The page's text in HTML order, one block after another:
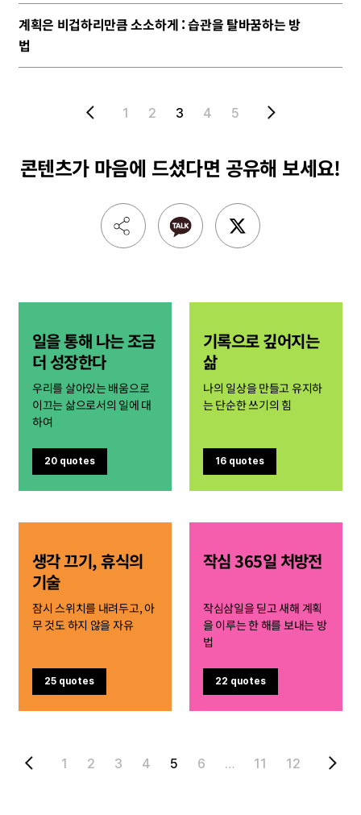
계획은 비겁하리만큼 소소하게 : 습관을 탈바꿈하는 방
법
1 2 3 4 5
콘텐츠가 마음에 드셨다면 공유해 보세요!
일을 통해 나는 조금
더 성장한다
우리를 살아있는 배움으로
이끄는 삶으로서의 일에 대
하여
20 quotes
기록으로 깊어지는
삶
나의 일상을 만들고 유지하
는 단순한 쓰기의 힘
16 quotes
생각 끄기, 휴식의
기술
잠시 스위치를 내려두고, 아
무 것도 하지 않을 자유
25 quotes
작심 365일 처방전
작심삼일을 딛고 새해 계획
을 이루는 한 해를 보내는 방
법
22 quotes
1 2 3 4 5 6 … 11 12